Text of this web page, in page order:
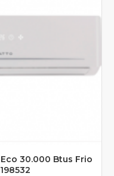
30.000 Btus Frio